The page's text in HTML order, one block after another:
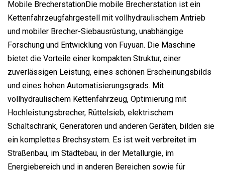
Mobile BrecherstationDie mobile Brecherstation ist ein
Kettenfahrzeugfahrgestell mit vollhydraulischem Antrieb
und mobiler Brecher-Siebausrüstung, unabhängige
Forschung und Entwicklung von Fuyuan. Die Maschine
bietet die Vorteile einer kompakten Struktur, einer
zuverlässigen Leistung, eines schönen Erscheinungsbilds
und eines hohen Automatisierungsgrads. Mit
vollhydraulischem Kettenfahrzeug, Optimierung mit
Hochleistungsbrecher, Rüttelsieb, elektrischem
Schaltschrank, Generatoren und anderen Geräten, bilden sie
ein komplettes Brechsystem. Es ist weit verbreitet im
Straßenbau, im Städtebau, in der Metallurgie, im
Energiebereich und in anderen Bereichen sowie für